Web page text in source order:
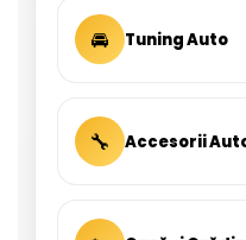
🚘 Tuning Auto
🔧 Accesorii